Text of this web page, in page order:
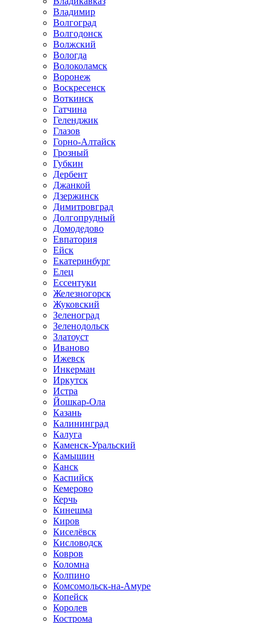
Владимир
Волгоград
Волгодонск
Волжский
Вологда
Волоколамск
Воронеж
Воскресенск
Воткинск
Гатчина
Геленджик
Глазов
Горно-Алтайск
Грозный
Губкин
Дербент
Джанкой
Дзержинск
Димитровград
Долгопрудный
Домодедово
Евпатория
Ейск
Екатеринбург
Елец
Ессентуки
Железногорск
Жуковский
Зеленоград
Зеленодольск
Златоуст
Иваново
Ижевск
Инкерман
Иркутск
Истра
Йошкар-Ола
Казань
Калининград
Калуга
Каменск-Уральский
Камышин
Канск
Каспийск
Кемерово
Керчь
Кинешма
Киров
Киселёвск
Кисловодск
Ковров
Коломна
Колпино
Комсомольск-на-Амуре
Копейск
Королев
Кострома